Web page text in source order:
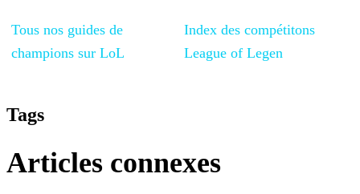
Tous nos guides de
champions sur LoL
Index des compétitons
League of Legen
Tags
Articles connexes